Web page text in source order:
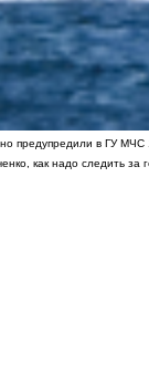
предупредили в ГУ МЧС
как надо следить за